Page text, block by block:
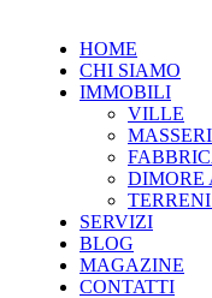
HOME
CHI SIAMO
IMMOBILI
VILLE
DIMORE
SERVIZI
BLOG
MAGAZINE
CONTATTI